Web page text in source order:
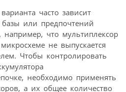
часто зависит
или предпочтений
например, что мультиплексор
не выпускается
Чтобы контролировать
необходимо применять
а их общее количество